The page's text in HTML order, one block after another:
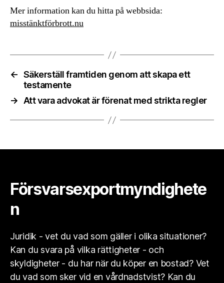
Mer information kan du hitta på webbsida:
misstänktförbrott.nu
← Säkerställ framtiden genom att skapa ett
testamente
→ Att vara advokat är förenat med strikta regler
Försvarsexportmyndighete
n
Juridik - vet du vad som gäller i olika situationer?
Kan du svara på vilka rättigheter - och
skyldigheter - du har när du köper en bostad? Vet
du vad som sker vid en vårdnadstvist? Kan du